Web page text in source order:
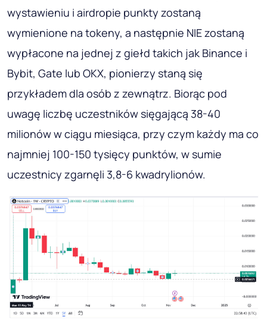
wystawieniu i airdropie punkty zostaną
wymienione na tokeny, a następnie NIE zostaną
wypłacone na jednej z giełd takich jak Binance i
Bybit, Gate lub OKX, pionierzy staną się
przykładem dla osób z zewnątrz. Biorąc pod
uwagę liczbę uczestników sięgającą 38-40
milionów w ciągu miesiąca, przy czym każdy ma co
najmniej 100-150 tysięcy punktów, w sumie
uczestnicy zgarnęli 3,8-6 kwadrylionów.